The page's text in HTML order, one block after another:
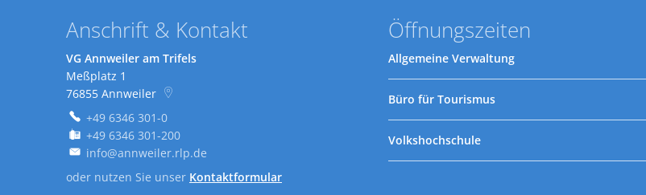
Anschrift & Kontakt
VG Annweiler am Trifels
Meßplatz 1
76855 Annweiler
+49 6346 301-0
+49 6346 301-200
info@annweiler.rlp.de
oder nutzen Sie unser Kontaktformular
Öffnungszeiten
Allgemeine Verwaltung
Büro für Tourismus
Volkshochschule